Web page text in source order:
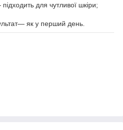
для чутливої шкіри;
як у перший день.